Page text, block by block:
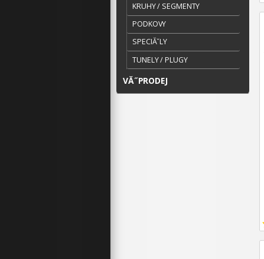
KRUHY / SEGMENTY
PODKOVY
SPECIĂˇLY
TUNELY / PLUGY
VĂ˝PRODEJ